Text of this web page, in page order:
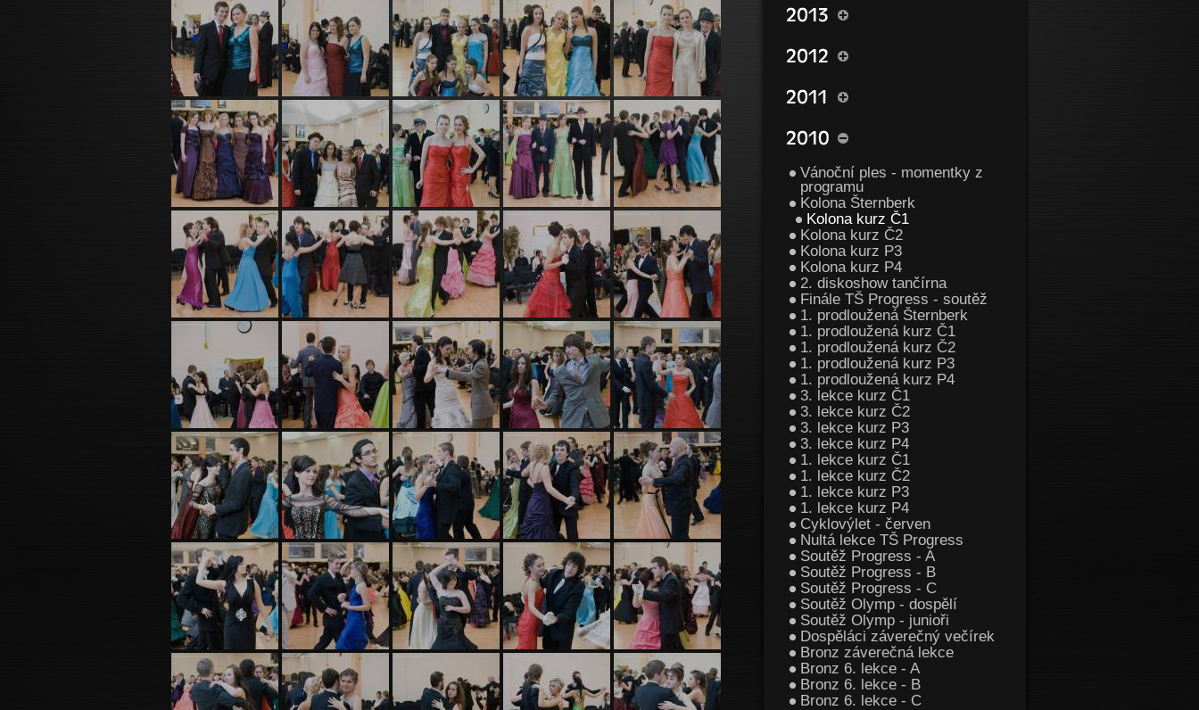
Vánoční ples - momentky z
programu
Kolona Šternberk
Kolona kurz Č1
Kolona kurz Č2
Kolona kurz P3
Kolona kurz P4
2. diskoshow tančírna
Finále TŠ Progress - soutěž
1. prodloužená Šternberk
1. prodloužená kurz Č1
1. prodloužená kurz Č2
1. prodloužená kurz P3
1. prodloužená kurz P4
3. lekce kurz Č1
3. lekce kurz Č2
3. lekce kurz P3
3. lekce kurz P4
1. lekce kurz Č1
1. lekce kurz Č2
1. lekce kurz P3
1. lekce kurz P4
Cyklovýlet - červen
Nultá lekce TŠ Progress
Soutěž Progress - A
Soutěž Progress - B
Soutěž Progress - C
Soutěž Olymp - dospělí
Soutěž Olymp - junioři
Dospěláci záverečný večírek
Bronz záverečná lekce
Bronz 6. lekce - A
Bronz 6. lekce - B
Bronz 6. lekce - C